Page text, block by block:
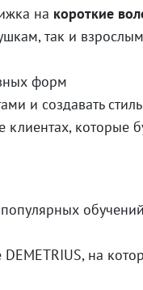
на короткие
так и
форм
и создавать стиль
клиентах, которые
на